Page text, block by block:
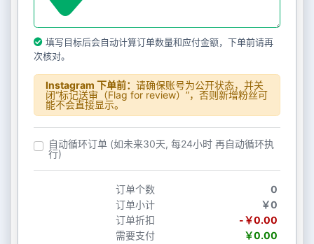
填写目标后会自动计算订单数量和应付金额，下单前请再
次核对。
Instagram 下单前： 请确保账号为公开状态，并关
闭“标记送审（Flag for review）”，否则新增粉丝可
能不会直接显示。
自动循环订单 (如未来30天, 每24小时 再自动循环执
行)
订单个数
0
订单小计
￥0
订单折扣
-￥0.00
需要支付
￥0.00